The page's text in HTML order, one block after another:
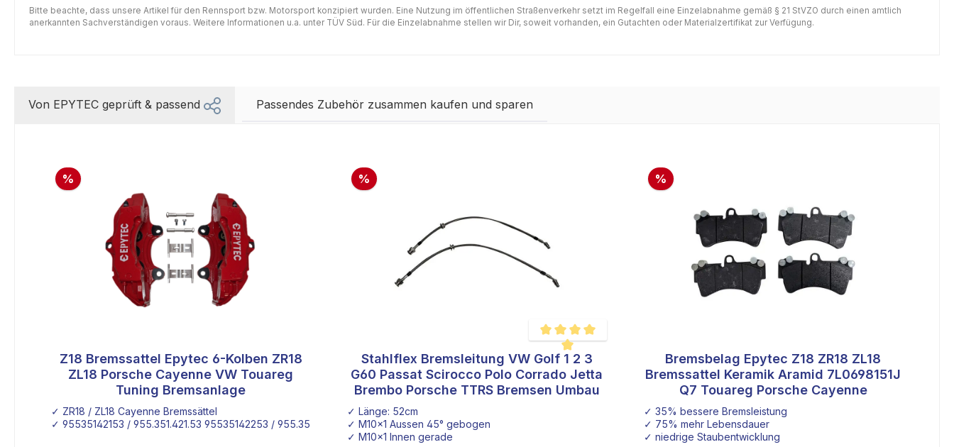
Bitte beachte, dass unsere Artikel für den Rennsport bzw. Motorsport konzipiert wurden. Eine Nutzung im öffentlichen Straßenverkehr setzt im Regelfall eine Einzelabnahme gemäß § 21 StVZO durch einen amtlich
anerkannten Sachverständigen voraus. Weitere Informationen u.a. unter TÜV Süd. Für die Einzelabnahme stellen wir Dir, soweit vorhanden, ein Gutachten oder Materialzertifikat zur Verfügung.
Von EPYTEC geprüft & passend Passendes Zubehör zusammen kaufen und sparen
%
Z18 Bremssattel Epytec 6-Kolben ZR18
ZL18 Porsche Cayenne VW Touareg
Tuning Bremsanlage
✓ ZR18 / ZL18 Cayenne Bremssättel
✓ 95535142153 / 955.351.421.53 95535142253 / 955.351.422.53 7L6615123Q / 7L6615149 / 7L6615123J / 7L6615123N
%
Durchschnittliche Bewertung von 5 von 5 Sternen
Stahlflex Bremsleitung VW Golf 1 2 3
G60 Passat Scirocco Polo Corrado Jetta
Brembo Porsche TTRS Bremsen Umbau
✓ Länge: 52cm
✓ M10x1 Aussen 45° gebogen
✓ M10x1 Innen gerade
%
Bremsbelag Epytec Z18 ZR18 ZL18
Bremssattel Keramik Aramid 7L0698151J
Q7 Touareg Porsche Cayenne
✓ 35% bessere Bremsleistung
✓ 75% mehr Lebensdauer
✓ niedrige Staubentwicklung